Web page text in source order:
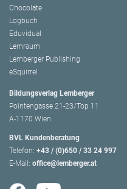
Chocolate
Logbuch
Eduvidual
Lernraum
Lemberger Publishing
eSquirrel
Bildungsverlag Lemberger
Pointengasse 21-23/Top 11
A-1170 Wien
BVL Kundenberatung
Telefon: +43 / (0)650 / 33 24 997
E-Mail: office@lemberger.at